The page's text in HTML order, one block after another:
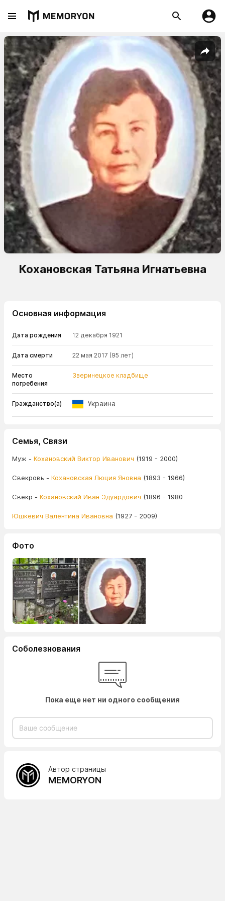
Кохановская Татьяна Игнатьевна
Основная информация
Дата рождения 12 декабря 1921
Дата смерти 22 мая 2017 (95 лет)
Место
погребения
Зверинецкое кладбище
Гражданство(а) Украина
Семья, Связи
Муж - Кохановский Виктор Иванович (1919 - 2000)
Свекровь - Кохановская Люция Яновна (1893 - 1966)
Свекр - Кохановский Иван Эдуардович (1896 - 1980
Юшкевич Валентина Ивановна (1927 - 2009)
Фото
Соболезнования
Пока еще нет ни одного сообщения
Автор страницы
MEMORYON